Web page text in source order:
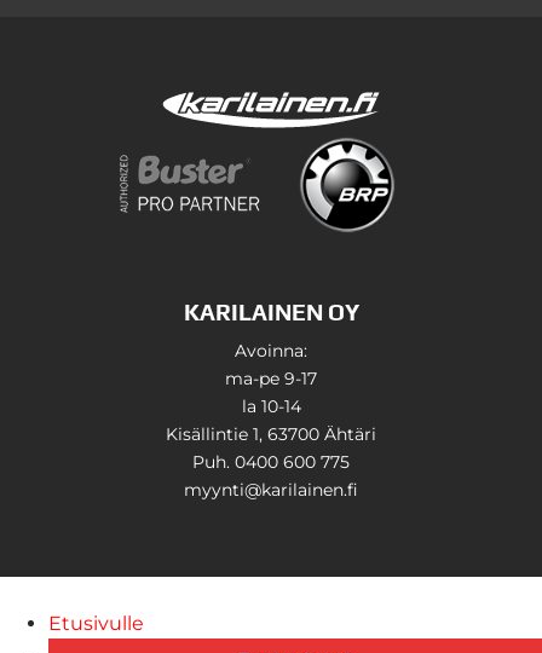
KARILAINEN OY
Avoinna:
ma-pe 9-17
la 10-14
Kisällintie 1, 63700 Ähtäri
Puh. 0400 600 775
myynti@karilainen.fi
Etusivulle